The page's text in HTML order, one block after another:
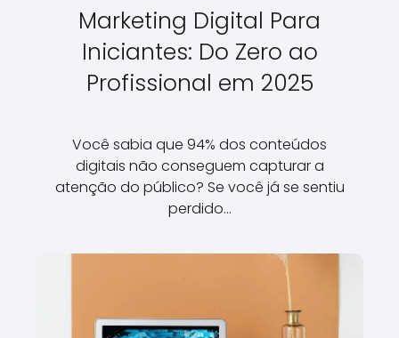
Marketing Digital Para
Iniciantes: Do Zero ao
Profissional em 2025
Você sabia que 94% dos conteúdos
digitais não conseguem capturar a
atenção do público? Se você já se sentiu
perdido…